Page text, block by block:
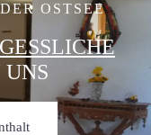
OSTSEE